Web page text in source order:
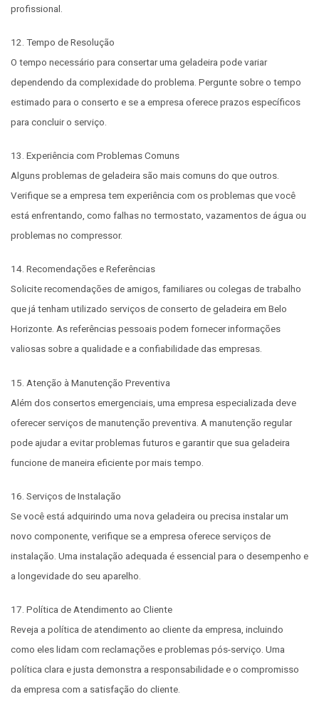
profissional.
12. Tempo de Resolução
O tempo necessário para consertar uma geladeira pode variar
dependendo da complexidade do problema. Pergunte sobre o tempo
estimado para o conserto e se a empresa oferece prazos específicos
para concluir o serviço.
13. Experiência com Problemas Comuns
Alguns problemas de geladeira são mais comuns do que outros.
Verifique se a empresa tem experiência com os problemas que você
está enfrentando, como falhas no termostato, vazamentos de água ou
problemas no compressor.
14. Recomendações e Referências
Solicite recomendações de amigos, familiares ou colegas de trabalho
que já tenham utilizado serviços de conserto de geladeira em Belo
Horizonte. As referências pessoais podem fornecer informações
valiosas sobre a qualidade e a confiabilidade das empresas.
15. Atenção à Manutenção Preventiva
Além dos consertos emergenciais, uma empresa especializada deve
oferecer serviços de manutenção preventiva. A manutenção regular
pode ajudar a evitar problemas futuros e garantir que sua geladeira
funcione de maneira eficiente por mais tempo.
16. Serviços de Instalação
Se você está adquirindo uma nova geladeira ou precisa instalar um
novo componente, verifique se a empresa oferece serviços de
instalação. Uma instalação adequada é essencial para o desempenho e
a longevidade do seu aparelho.
17. Política de Atendimento ao Cliente
Reveja a política de atendimento ao cliente da empresa, incluindo
como eles lidam com reclamações e problemas pós-serviço. Uma
política clara e justa demonstra a responsabilidade e o compromisso
da empresa com a satisfação do cliente.